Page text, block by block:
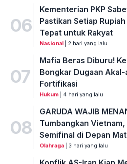
06
Kementerian PKP
Pastikan Setiap
Tepat untuk Rakyat
Nasional | 2 hari yang lalu
07
Mafia Beras Diburu!
Bongkar Dugaan
Fortifikasi
Hukum | 4 hari yang lalu
08
GARUDA WAJIB
Tumbangkan
Semifinal di Depan
Olahraga | 3 hari yang lalu